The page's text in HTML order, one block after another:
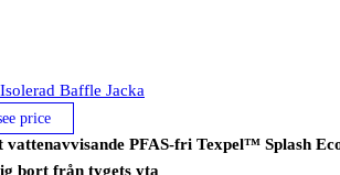
Baffle Jacka
price
vattenavvisande PFAS-fri Texpel™ Splash
bort från tygets yta